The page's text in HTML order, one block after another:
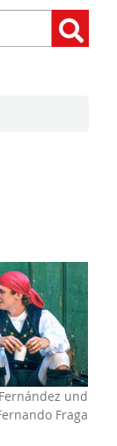
Suchen:
und
Fraga